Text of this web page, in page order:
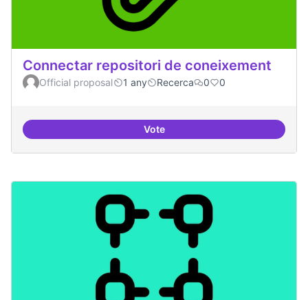
Connectar repositori de coneixement
Official proposal 1 any Recerca 0 0
VoteConnectar repositori de